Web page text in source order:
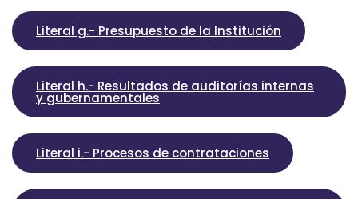
Literal g.- Presupuesto de la Institución
Literal h.- Resultados de auditorías internas
y gubernamentales
Literal i.- Procesos de contrataciones